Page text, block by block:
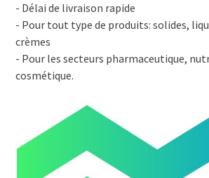
- Délai de livraison rapide
- Pour tout type de produits: solides,
crèmes
- Pour les secteurs pharmaceutique,
cosmétique.